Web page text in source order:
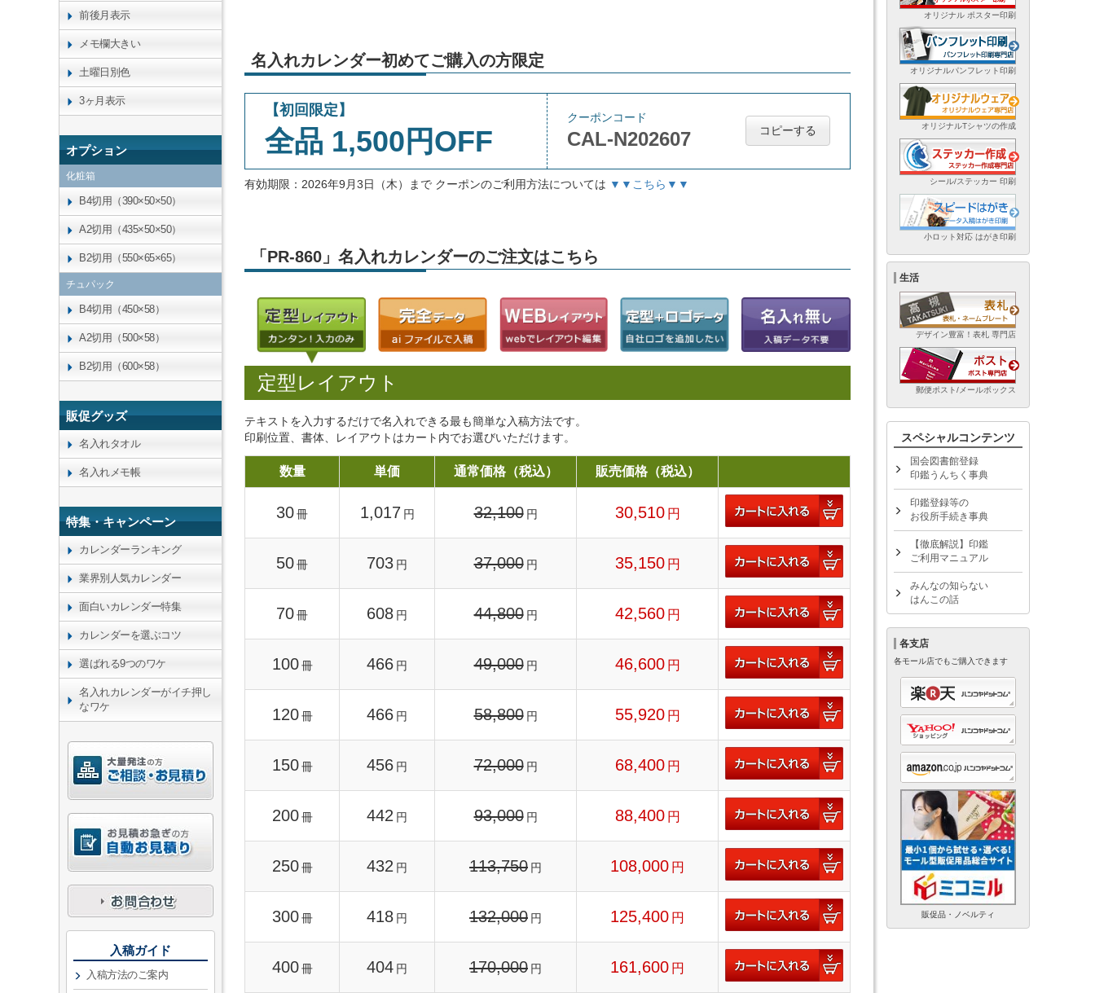
名入れカレンダー初めてご購入の方限定
【初回限定】
全品 1,500円OFF
クーポンコード
CAL-N202607 コピーする
有効期限：2026年9月3日（木）まで クーポンのご利用方法については ▼▼こちら▼▼
「PR-860」名入れカレンダーのご注文はこちら
定型レイアウト
テキストを入力するだけで名入れできる最も簡単な入稿方法です。
印刷位置、書体、レイアウトはカート内でお選びいただけます。
数量 単価 通常価格（税込） 販売価格（税込）
30冊 1,017 円 32,100 円 30,510 円
50冊 703 円 37,000 円 35,150 円
70冊 608 円 44,800 円 42,560 円
100 冊 466 円 49,000 円 46,600 円
120 冊 466 円 58,800 円 55,920 円
150 冊 456 円 72,000 円 68,400 円
200 冊 442 円 93,000 円 88,400 円
250 冊 432 円 113,750 円 108,000 円
300 冊 418 円 132,000 円 125,400 円
400 冊 404 円 170,000 円 161,600 円
前後月表示
メモ欄大きい
土曜日別色
3ヶ月表示
オプション
化粧箱
B4切用（390×50×50）
A2切用（435×50×50）
B2切用（550×65×65）
チュパック
B4切用（450×58）
A2切用（500×58）
B2切用（600×58）
販促グッズ
名入れタオル
名入れメモ帳
特集・キャンペーン
カレンダーランキング
業界別人気カレンダー
面白いカレンダー特集
カレンダーを選ぶコツ
選ばれる9つのワケ
名入れカレンダーがイチ押し
なワケ
入稿ガイド
入稿方法のご案内
オリジナル ポスター印刷
オリジナルパンフレット印刷
オリジナルTシャツの作成
シール/ステッカー 印刷
小ロット対応 はがき印刷
生活
デザイン豊富！表札 専門店
郵便ポスト/メールボックス
スペシャルコンテンツ
国会図書館登録
印鑑うんちく事典
印鑑登録等の
お役所手続き事典
【徹底解説】印鑑
ご利用マニュアル
みんなの知らない
はんこの話
各支店
各モール店でもご購入できます
販促品・ノベルティ